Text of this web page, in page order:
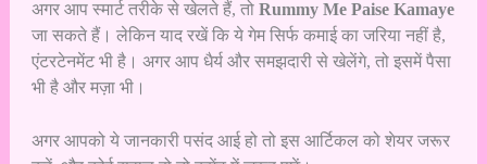
अगर आप स्मार्ट तरीके से खेलते हैं, तो Rummy Me Paise Kamaye
जा सकते हैं। लेकिन याद रखें कि ये गेम सिर्फ कमाई का जरिया नहीं है,
एंटरटेनमेंट भी है। अगर आप धैर्य और समझदारी से खेलेंगे, तो इसमें पैसा
भी है और मज़ा भी।
अगर आपको ये जानकारी पसंद आई हो तो इस आर्टिकल को शेयर जरूर